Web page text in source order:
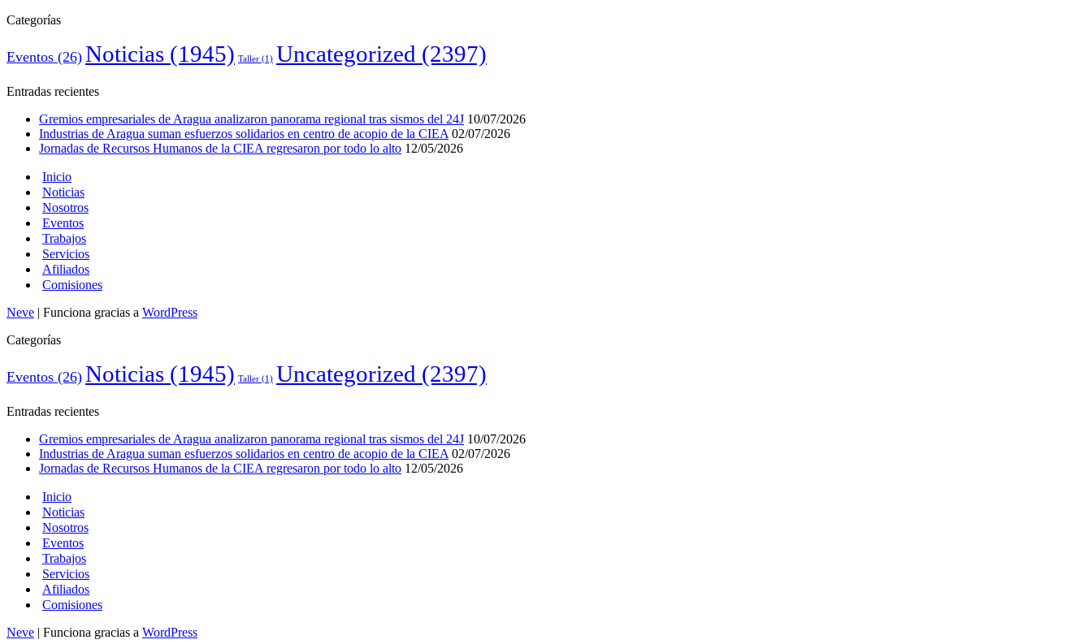
Categorías
Eventos (26) Noticias (1945) Taller (1) Uncategorized (2397)
Entradas recientes
Gremios empresariales de Aragua analizaron panorama regional tras sismos del 24J 10/07/2026
Industrias de Aragua suman esfuerzos solidarios en centro de acopio de la CIEA 02/07/2026
Jornadas de Recursos Humanos de la CIEA regresaron por todo lo alto 12/05/2026
Inicio
Noticias
Nosotros
Eventos
Trabajos
Servicios
Afiliados
Comisiones
Neve | Funciona gracias a WordPress
Categorías
Eventos (26) Noticias (1945) Taller (1) Uncategorized (2397)
Entradas recientes
Gremios empresariales de Aragua analizaron panorama regional tras sismos del 24J 10/07/2026
Industrias de Aragua suman esfuerzos solidarios en centro de acopio de la CIEA 02/07/2026
Jornadas de Recursos Humanos de la CIEA regresaron por todo lo alto 12/05/2026
Inicio
Noticias
Nosotros
Eventos
Trabajos
Servicios
Afiliados
Comisiones
Neve | Funciona gracias a WordPress